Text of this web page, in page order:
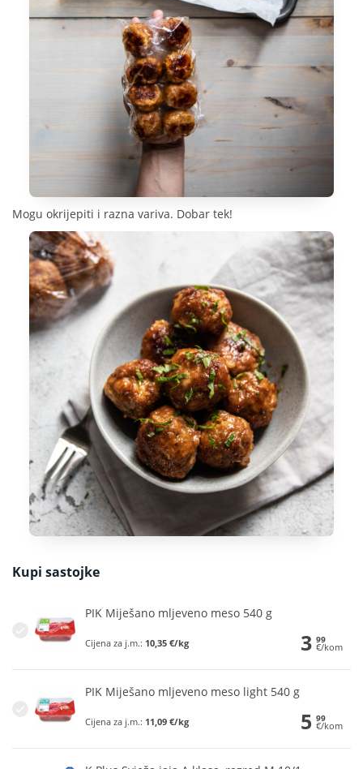
Mogu okrijepiti i razna variva. Dobar tek!
Kupi sastojke
PIK Miješano mljeveno meso 540 g
Cijena za j.m.: 10,35 €/kg 3 99
€/kom
PIK Miješano mljeveno meso light 540 g
Cijena za j.m.: 11,09 €/kg 5 99
€/kom